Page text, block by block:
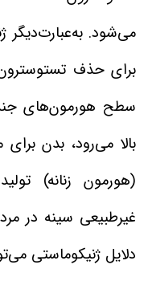
می‌شود. به‌عبارت‌دیگر
برای حذف
سطح هورمون‌های
بالا می‌رود، بدن
(هورمون زنانه)
غیرطبیعی سینه در
دلایل ژنیکوماستی